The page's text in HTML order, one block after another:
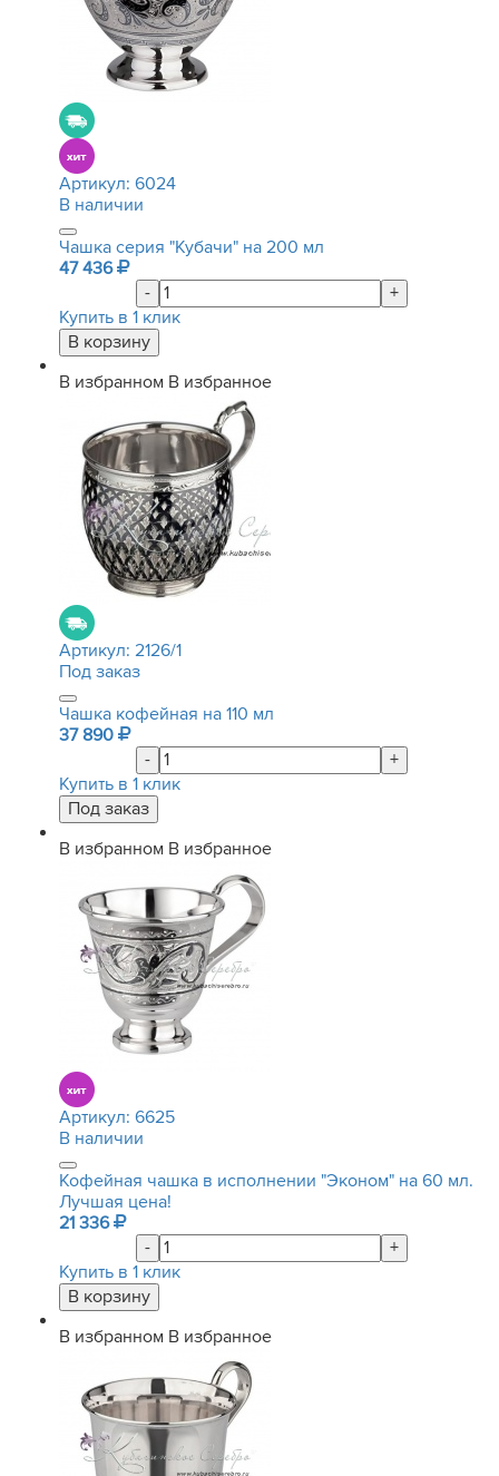
Артикул: 6024
В наличии
Чашка серия "Кубачи" на 200 мл
47 436
-
+
Купить в 1 клик
В избранном В избранное
Артикул: 2126/1
Под заказ
Чашка кофейная на 110 мл
37 890
-
+
Купить в 1 клик
В избранном В избранное
Артикул: 6625
В наличии
Кофейная чашка в исполнении "Эконом" на 60 мл.
Лучшая цена!
21 336
-
+
Купить в 1 клик
В избранном В избранное